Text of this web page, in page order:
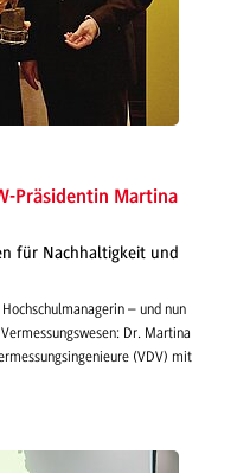
Präsidentin Martina
für Nachhaltigkeit und
– und nun
Dr. Martina
(VDV) mit